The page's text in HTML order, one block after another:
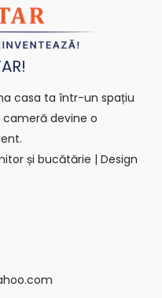
casa ta într-un spațiu
devine o
și bucătărie | Design